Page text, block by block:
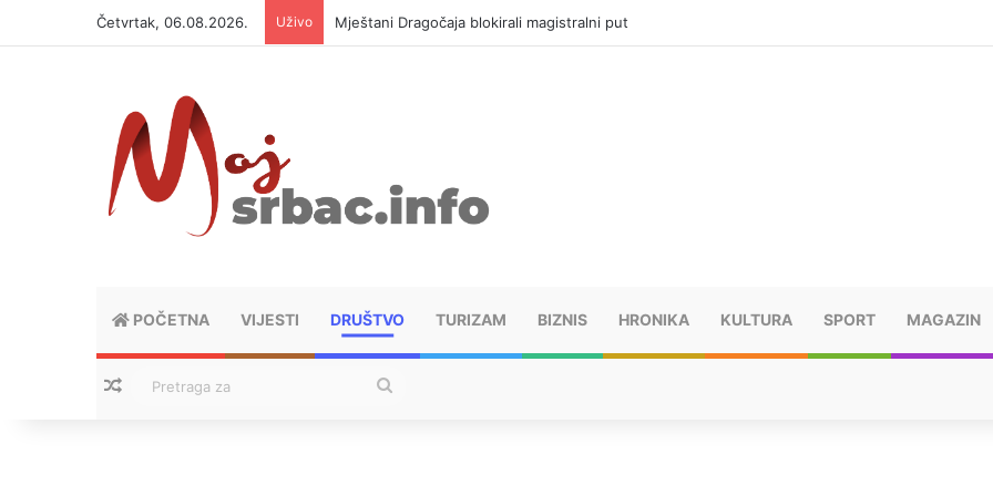
Četvrtak, 06.08.2026. Uživo Helikopter ponovo gasi vatru u selima kod Trebinja
POČETNA VIJESTI DRUŠTVO TURIZAM BIZNIS HRONIKA KULTURA SPORT MAGAZIN
Nasumični tekstovi